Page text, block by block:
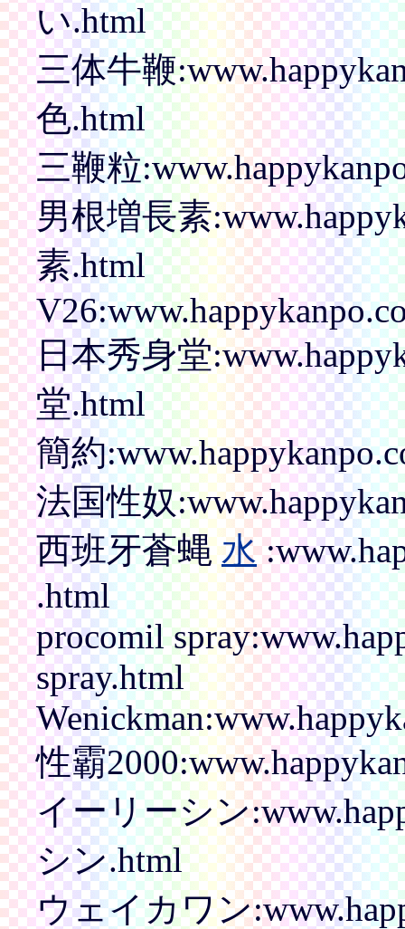
い.html
三体牛鞭
色.html
三鞭粒
男根増長素
素.html
日本秀身堂
堂.html
簡約
法国性奴
西班牙蒼蝿水
.html
procomil
spray.html
性霸
イーリーシン
シン.html
ウェイカワン